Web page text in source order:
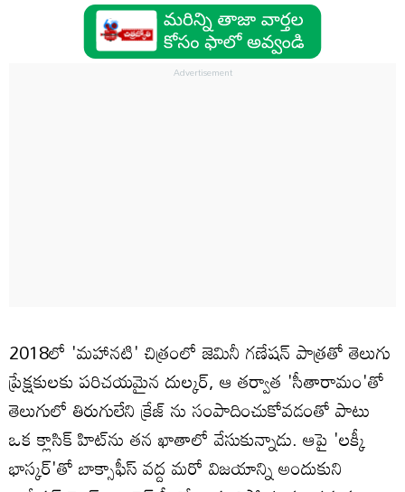
2018లో 'మహానటి' చిత్రంలో జెమినీ గణేషన్ పాత్రతో తెలుగు
ప్రేక్షకులకు పరిచయమైన దుల్కర్, ఆ తర్వాత 'సీతారామం'తో
తెలుగులో తిరుగులేని క్రేజ్ ను సంపాదించుకోవడంతో పాటు
ఒక క్లాసిక్ హిట్‌ను తన ఖాతాలో వేసుకున్నాడు. ఆపై 'లక్కీ
భాస్కర్'తో బాక్సాఫీస్ వద్ద మరో విజయాన్ని అందుకుని